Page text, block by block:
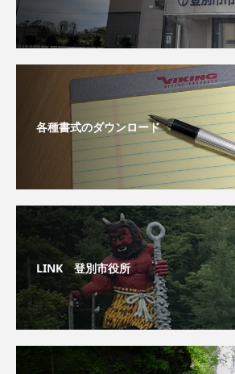
各種書式のダウンロード
LINK 登別市役所